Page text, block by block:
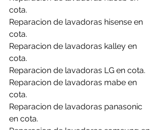
cota.
Reparacion de lavadoras hisense en
cota.
Reparacion de lavadoras kalley en
cota.
Reparacion de lavadoras LG en cota.
Reparacion de lavadoras mabe en
cota.
Reparacion de lavadoras panasonic
en cota.